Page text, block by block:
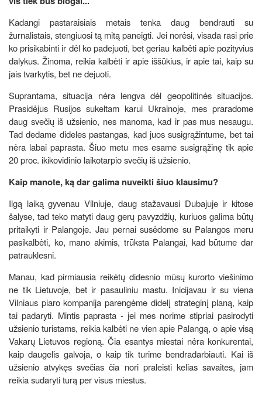
Kadangi pastaraisiais metais tenka daug bendrauti su
žurnalistais, stengiuosi tą mitą paneigti. Jei norėsi, visada rasi prie
ko prisikabinti ir dėl ko padejuoti, bet geriau kalbėti apie pozityvius
dalykus. Žinoma, reikia kalbėti ir apie iššūkius, ir apie tai, kaip su
jais tvarkytis, bet ne dejuoti.
Suprantama, situacija nėra lengva dėl geopolitinės situacijos.
Prasidėjus Rusijos sukeltam karui Ukrainoje, mes praradome
daug svečių iš užsienio, nes manoma, kad ir pas mus nesaugu.
Tad dedame dideles pastangas, kad juos susigrąžintume, bet tai
nėra labai paprasta. Šiuo metu mes esame susigrąžinę tik apie
20 proc. ikikovidinio laikotarpio svečių iš užsienio.
Kaip manote, ką dar galima nuveikti šiuo klausimu?
Ilgą laiką gyvenau Vilniuje, daug stažavausi Dubajuje ir kitose
šalyse, tad teko matyti daug gerų pavyzdžių, kuriuos galima būtų
pritaikyti ir Palangoje. Jau pernai susėdome su Palangos meru
pasikalbėti, ko, mano akimis, trūksta Palangai, kad būtume dar
patrauklesni.
Manau, kad pirmiausia reikėtų didesnio mūsų kurorto viešinimo
ne tik Lietuvoje, bet ir pasauliniu mastu. Inicijavau ir su viena
Vilniaus piaro kompanija parengėme didelį strateginį planą, kaip
tai padaryti. Mintis paprasta - jei mes norime stipriai pasirodyti
užsienio turistams, reikia kalbėti ne vien apie Palangą, o apie visą
Vakarų Lietuvos regioną. Čia esantys miestai nėra konkurentai,
kaip daugelis galvoja, o kaip tik turime bendradarbiauti. Kai iš
užsienio atvykęs svečias čia nori praleisti kelias savaites, jam
reikia sudaryti turą per visus miestus.